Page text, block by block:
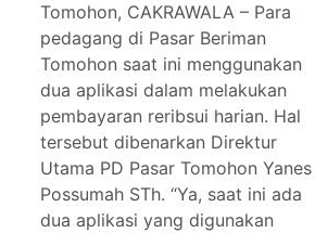
Tomohon, CAKRAWALA – Para
pedagang di Pasar Beriman
Tomohon saat ini menggunakan
dua aplikasi dalam melakukan
pembayaran reribsui harian. Hal
tersebut dibenarkan Direktur
Utama PD Pasar Tomohon Yanes
Possumah STh. “Ya, saat ini ada
dua aplikasi yang digunakan